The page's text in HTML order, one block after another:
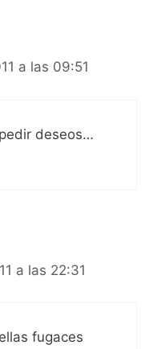
a las 09:51
deseos…
a las 22:31
fugaces